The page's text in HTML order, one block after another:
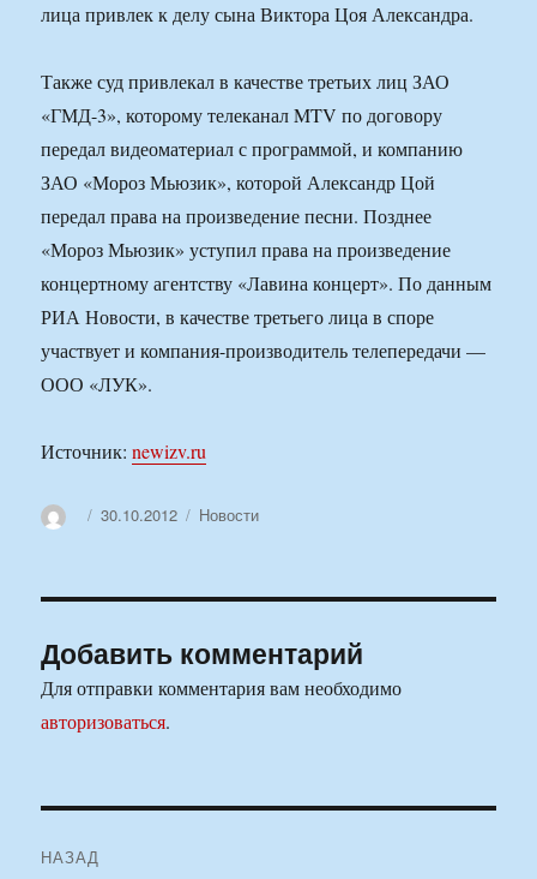
лица привлек к делу сына Виктора Цоя Александра.
Также суд привлекал в качестве третьих лиц ЗАО
«ГМД-3», которому телеканал MTV по договору
передал видеоматериал с программой, и компанию
ЗАО «Мороз Мьюзик», которой Александр Цой
передал права на произведение песни. Позднее
«Мороз Мьюзик» уступил права на произведение
концертному агентству «Лавина концерт». По данным
РИА Новости, в качестве третьего лица в споре
участвует и компания-производитель телепередачи —
ООО «ЛУК».
Источник:newizv.ru
АвторОпубликовано
30.10.2012 Рубрики
Новости
Добавить комментарий
Для отправки комментария вам необходимо
авторизоваться.
НАЗАД